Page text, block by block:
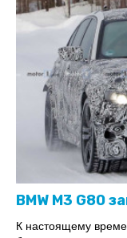
BMW M3 G80
К настоящему